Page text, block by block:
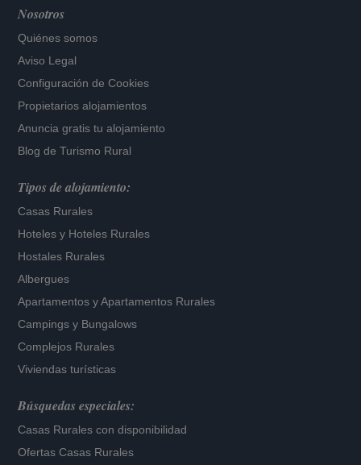
Nosotros
Quiénes somos
Aviso Legal
Configuración de Cookies
Propietarios alojamientos
Anuncia gratis tu alojamiento
Blog de Turismo Rural
Tipos de alojamiento:
Casas Rurales
Hoteles y Hoteles Rurales
Hostales Rurales
Albergues
Apartamentos yApartamentos Rurales
Campings y Bungalows
Complejos Rurales
Viviendas turísticas
Búsquedas especiales:
Casas Rurales con disponibilidad
Ofertas Casas Rurales